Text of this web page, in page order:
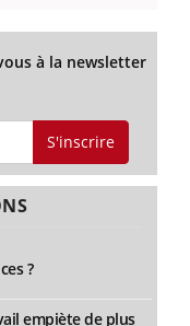
à la newsletter
S'inscrire
?
empiète de plus